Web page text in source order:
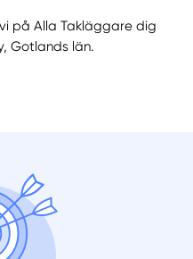
på Alla Takläggare dig
Gotlands län.